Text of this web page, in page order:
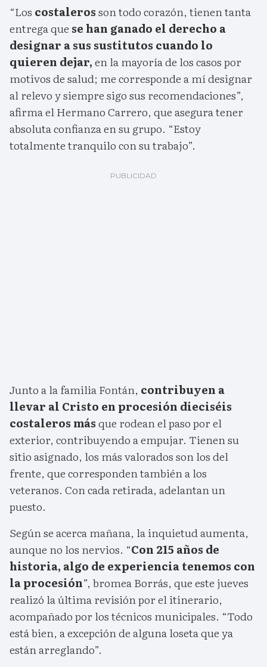
“Los costalerosson todo corazón, tienen tanta
entrega que se han ganado el derecho a
designar a sus sustitutos cuando lo
quieren dejar,en la mayoría de los casos por
motivos de salud; me corresponde a mí designar
al relevo y siempre sigo sus recomendaciones”,
afirma el Hermano Carrero, que asegura tener
absoluta confianza en su grupo. “Estoy
totalmente tranquilo con su trabajo”.
Junto a la familia Fontán, contribuyen a
llevar al Cristo en procesión dieciséis
costaleros másque rodean el paso por el
exterior, contribuyendo a empujar. Tienen su
sitio asignado, los más valorados son los del
frente, que corresponden también a los
veteranos. Con cada retirada, adelantan un
puesto.
Según se acerca mañana, la inquietud aumenta,
aunque no los nervios. “Con 215 años de
historia, algo de experiencia tenemos con
la procesión”, bromea Borrás, que este jueves
realizó la última revisión por el itinerario,
acompañado por los técnicos municipales. “Todo
está bien, a excepción de alguna loseta que ya
están arreglando”.